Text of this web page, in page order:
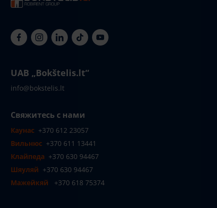
UAB „Bokštelis.lt“
info@bokstelis.lt
Свяжитесь с нами
Каунас +370 612 23057
Вильнюс +370 611 13441
Клайпеда +370 630 94467
Шяуляй +370 630 94467
Мажейкяй
+370 618 75374